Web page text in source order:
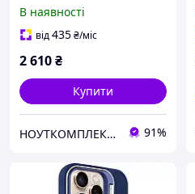
універсальні, авточохли
на 3 шт, колір чорно-
В наявності
від435₴/міс
2 610₴
Купити
НОУТКОМПЛЕКТ - гаджети та аксесуари 91%